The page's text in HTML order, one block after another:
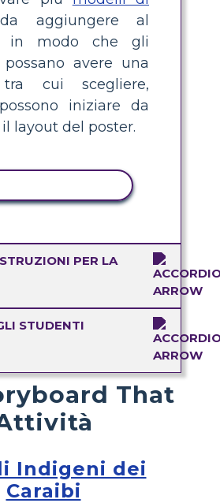
aggiungere al
in modo che gli
avere una
cui scegliere,
iniziare da
layout del poster.
PER LA
STUDENTI
That
Indigeni dei
Caraibi